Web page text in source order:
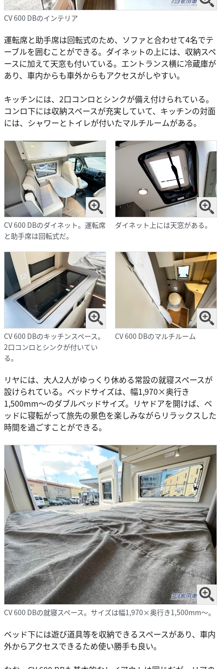
CV 600 DBのインテリア
運転席と助手席は回転式のため、ソファと合わせて4名でテ
ーブルを囲むことができる。ダイネットの上には、収納スペ
ースに加えて天窓も付いている。エントランス横に冷蔵庫が
あり、車内からも車外からもアクセスがしやすい。
キッチンには、2口コンロとシンクが備え付けられている。
コンロ下には収納スペースが充実していて、キッチンの対面
には、シャワーとトイレが付いたマルチルームがある。
CV 600 DBのダイネット。運転席
と助手席は回転式だ。
ダイネット上には天窓がある。
CV 600 DBのキッチンスペース。
2口コンロとシンクが付いてい
る。
CV 600 DBのマルチルーム
リヤには、大人2人がゆっくり休める常設の就寝スペースが
設けられている。ベッドサイズは、幅1,970×奥行き
1,500mm〜のダブルベッドサイズ。リヤドアを開けば、ベ
ッドに寝転がって旅先の景色を楽しみながらリラックスした
時間を過ごすことができる。
CV 600 DBの就寝スペース。サイズは幅1,970×奥行き1,500mm〜。
ベッド下には遊び道具等を収納できるスペースがあり、車内
外からアクセスできるため使い勝手も良い。